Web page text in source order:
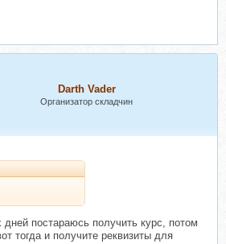
Darth Vader
Организатор складчин
дней постараюсь получить курс, потом
тогда и получите реквизиты для